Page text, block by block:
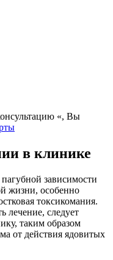
«, Вы
в клинике
зависимости
жизни, особенно
токсикомания.
лечение, следует
таким образом
от действия ядовитых